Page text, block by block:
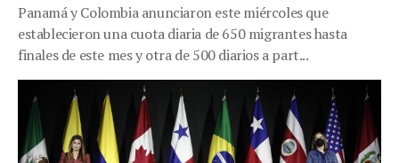
Panamá y Colombia anunciaron este miércoles que
establecieron una cuota diaria de 650 migrantes hasta
finales de este mes y otra de 500 diarios a part...